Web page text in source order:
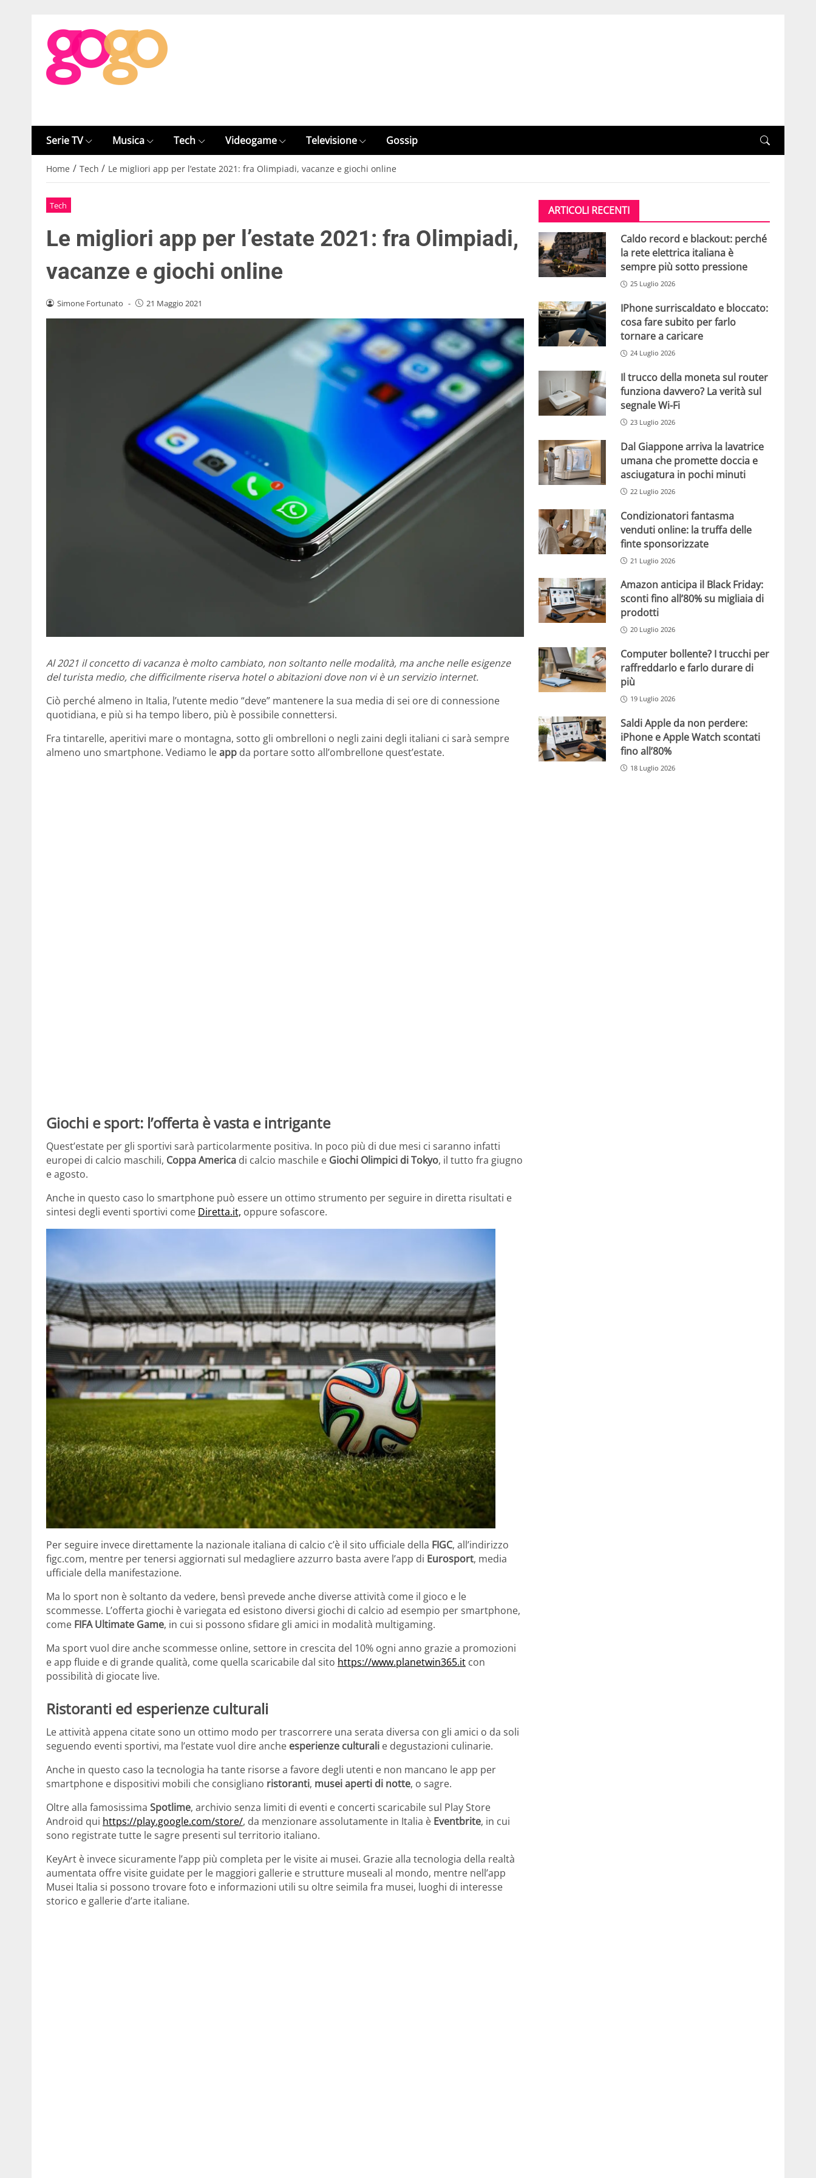
Serie TV Musica Tech Videogame Televisione Gossip
Home / Tech / Le migliori app per l’estate 2021: fra Olimpiadi, vacanze e giochi online
Tech
Le migliori app per l’estate 2021: fra Olimpiadi,
vacanze e giochi online
Simone Fortunato - 21 Maggio 2021
Al 2021 il concetto di vacanza è molto cambiato, non soltanto nelle modalità, ma anche nelle esigenze
del turista medio, che difficilmente riserva hotel o abitazioni dove non vi è un servizio internet.
Ciò perché almeno in Italia, l’utente medio “deve” mantenere la sua media di sei ore di connessione
quotidiana, e più si ha tempo libero, più è possibile connettersi.
Fra tintarelle, aperitivi mare o montagna, sotto gli ombrelloni o negli zaini degli italiani ci sarà sempre
almeno uno smartphone. Vediamo leapp da portare sotto all’ombrellone quest’estate.
Giochi e sport: l’offerta è vasta e intrigante
Quest’estate per gli sportivi sarà particolarmente positiva. In poco più di due mesi ci saranno infatti
europei di calcio maschili, Coppa America di calcio maschile e Giochi Olimpici di Tokyo, il tutto fra giugno
e agosto.
Anche in questo caso lo smartphone può essere un ottimo strumento per seguire in diretta risultati e
sintesi degli eventi sportivi come Diretta.it, oppure sofascore.
Per seguire invece direttamente la nazionale italiana di calcio c’è il sito ufficiale della FIGC, all’indirizzo
figc.com, mentre per tenersi aggiornati sul medagliere azzurro basta avere l’app di Eurosport, media
ufficiale della manifestazione.
Ma lo sport non è soltanto da vedere, bensì prevede anche diverse attività come il gioco e le
scommesse. L’offerta giochi è variegata ed esistono diversi giochi di calcio ad esempio per smartphone,
come FIFA Ultimate Game, in cui si possono sfidare gli amici in modalità multigaming.
Ma sport vuol dire anche scommesse online, settore in crescita del 10% ogni anno grazie a promozioni
e app fluide e di grande qualità, come quella scaricabile dal sito https://www.planetwin365.it con
possibilità di giocate live.
Ristoranti ed esperienze culturali
Le attività appena citate sono un ottimo modo per trascorrere una serata diversa con gli amici o da soli
seguendo eventi sportivi, ma l’estate vuol dire anche esperienze culturali e degustazioni culinarie.
Anche in questo caso la tecnologia ha tante risorse a favore degli utenti e non mancano le app per
smartphone e dispositivi mobili che consigliano ristoranti, musei aperti di notte, o sagre.
Oltre alla famosissima Spotlime, archivio senza limiti di eventi e concerti scaricabile sul Play Store
Android qui https://play.google.com/store/, da menzionare assolutamente in Italia è Eventbrite, in cui
sono registrate tutte le sagre presenti sul territorio italiano.
KeyArt è invece sicuramente l’app più completa per le visite ai musei. Grazie alla tecnologia della realtà
aumentata offre visite guidate per le maggiori gallerie e strutture museali al mondo, mentre nell’app
Musei Italia si possono trovare foto e informazioni utili su oltre seimila fra musei, luoghi di interesse
storico e gallerie d’arte italiane.
ARTICOLI RECENTI
Caldo record e blackout: perché
la rete elettrica italiana è
sempre più sotto pressione
25 Luglio 2026
IPhone surriscaldato e bloccato:
cosa fare subito per farlo
tornare a caricare
24 Luglio 2026
Il trucco della moneta sul router
funziona davvero? La verità sul
segnale Wi-Fi
23 Luglio 2026
Dal Giappone arriva la lavatrice
umana che promette doccia e
asciugatura in pochi minuti
22 Luglio 2026
Condizionatori fantasma
venduti online: la truffa delle
finte sponsorizzate
21 Luglio 2026
Amazon anticipa il Black Friday:
sconti fino all’80% su migliaia di
prodotti
20 Luglio 2026
Computer bollente? I trucchi per
raffreddarlo e farlo durare di
più
19 Luglio 2026
Saldi Apple da non perdere:
iPhone e Apple Watch scontati
fino all’80%
18 Luglio 2026